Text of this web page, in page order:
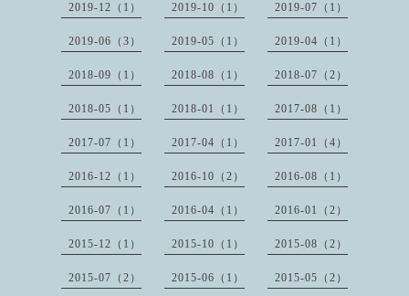
2019-12（1） 2019-10（1） 2019-07（1）
2019-06（3） 2019-05（1） 2019-04（1）
2018-09（1） 2018-08（1） 2018-07（2）
2018-05（1） 2018-01（1） 2017-08（1）
2017-07（1） 2017-04（1） 2017-01（4）
2016-12（1） 2016-10（2） 2016-08（1）
2016-07（1） 2016-04（1） 2016-01（2）
2015-12（1） 2015-10（1） 2015-08（2）
2015-07（2） 2015-06（1） 2015-05（2）